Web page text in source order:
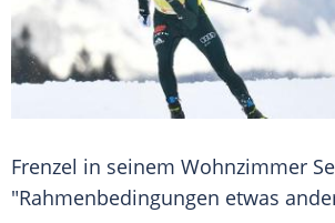
Frenzel in seinem Wohnzimmer
"Rahmenbedingungen etwas